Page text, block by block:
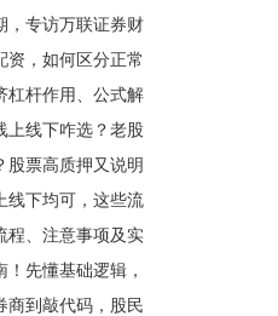
，专访万联证券财
资，如何区分正常
杠杆作用、公式解
上线下咋选？老股
股票高质押又说明
线下均可，这些流
程、注意事项及实
先懂基础逻辑，
商到敲代码，股民